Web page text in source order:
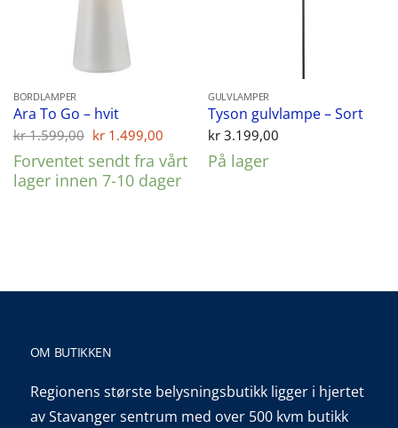
BORDLAMPER
Ara To Go – hvit
kr1.599,00 Opprinnelig
var:
kr 1.599,00.
kr 1.499,00 Nåværende
pris
er:
kr 1.499,00.
Forventet sendt fra vårt
lager innen 7-10 dager
GULVLAMPER
Tyson gulvlampe – Sort
kr3.199,00
På lager
OM BUTIKKEN
Regionens største belysningsbutikk ligger i hjertet
av Stavanger sentrum med over 500 kvm butikk